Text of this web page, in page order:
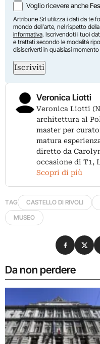
Voglio ricevere anche
Artribune Srl utilizza i dati da te
mondo dell'arte, nel rispetto
informativa. Iscrivendoti i tuoi
e trattati secondo le modalità
disiscriverti in qualsiasi
Iscriviti
Veronica Liotti
Veronica Liotti
architettura al
master per
matura
diretto da
occasione di T1,
Scopri di più
TAG CASTELLO DI RIVOLI
MUSEO
Da non perdere
Condividi